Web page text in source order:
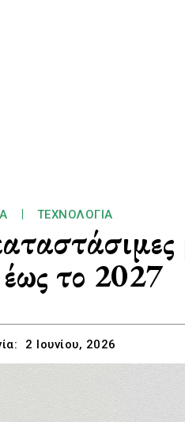
ΤΕΧΝΟΛΟΓΊΑ
το 2027
2 Ιουνίου, 2026